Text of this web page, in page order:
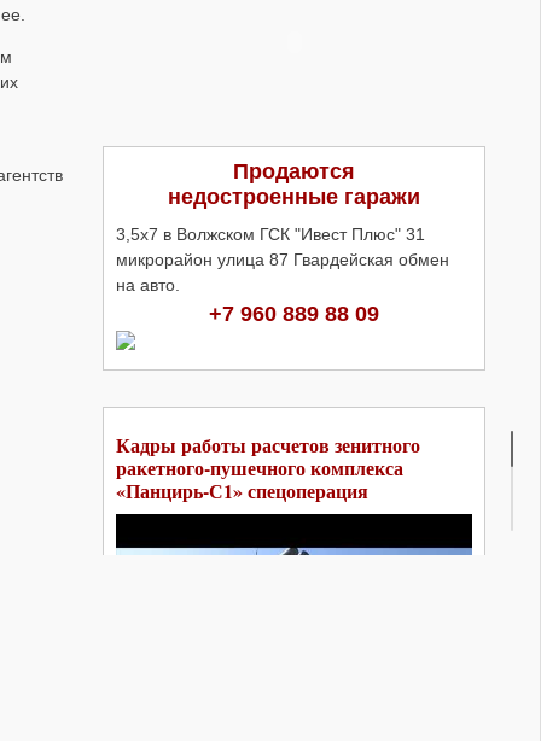
Продаются
недостроенные гаражи
3,5х7 в Волжском ГСК "Ивест Плюс" 31
микрорайон улица 87 Гвардейская обмен
на авто.
+7 960 889 88 09
Кадры работы расчетов зенитного
ракетного-пушечного комплекса
«Панцирь-С1» спецоперация